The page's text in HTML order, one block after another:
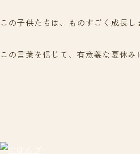
この子供たちは、ものすごく成長し
この言葉を信じて、有意義な夏休